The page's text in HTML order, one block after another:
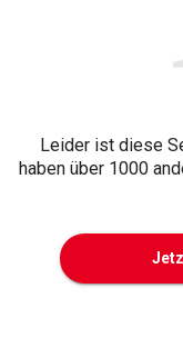
Leider ist diese
haben über 1000